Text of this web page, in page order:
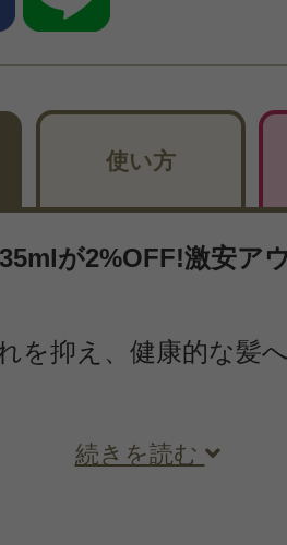
使い方
が2%OFF!激安ア
を抑え、健康的な髪
続きを読む